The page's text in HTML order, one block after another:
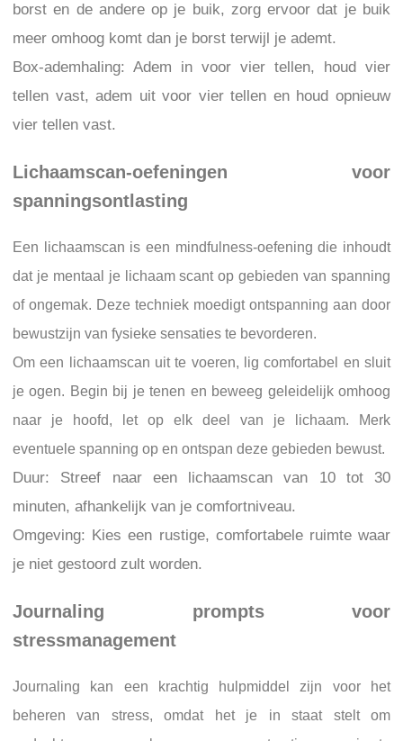
borst en de andere op je buik, zorg ervoor dat je buik
meer omhoog komt dan je borst terwijl je ademt.
Box-ademhaling: Adem in voor vier tellen, houd vier
tellen vast, adem uit voor vier tellen en houd opnieuw
vier tellen vast.
Lichaamscan-oefeningen voor
spanningsontlasting
Een lichaamscan is een mindfulness-oefening die inhoudt
dat je mentaal je lichaam scant op gebieden van spanning
of ongemak. Deze techniek moedigt ontspanning aan door
bewustzijn van fysieke sensaties te bevorderen.
Om een lichaamscan uit te voeren, lig comfortabel en sluit
je ogen. Begin bij je tenen en beweeg geleidelijk omhoog
naar je hoofd, let op elk deel van je lichaam. Merk
eventuele spanning op en ontspan deze gebieden bewust.
Duur: Streef naar een lichaamscan van 10 tot 30
minuten, afhankelijk van je comfortniveau.
Omgeving: Kies een rustige, comfortabele ruimte waar
je niet gestoord zult worden.
Journaling prompts voor
stressmanagement
Journaling kan een krachtig hulpmiddel zijn voor het
beheren van stress, omdat het je in staat stelt om